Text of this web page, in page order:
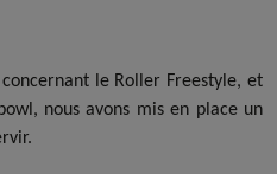
le Roller Freestyle, et
nous avons mis en place un